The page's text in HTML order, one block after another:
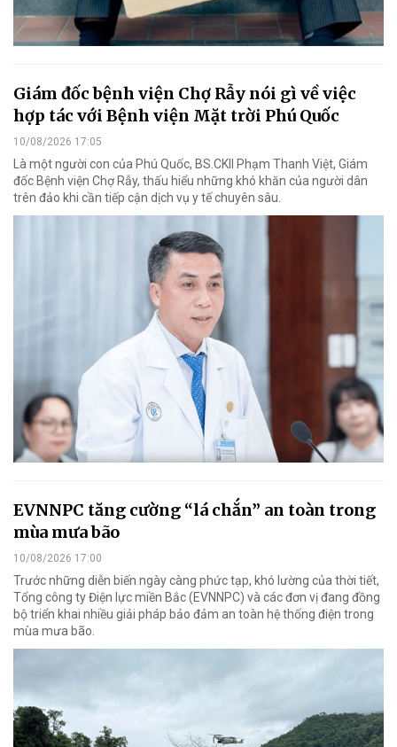
Giám đốc bệnh viện Chợ Rẫy nói gì về việc
hợp tác với Bệnh viện Mặt trời Phú Quốc
10/08/2026 17:05
Là một người con của Phú Quốc, BS.CKII Phạm Thanh Việt, Giám
đốc Bệnh viện Chợ Rẫy, thấu hiểu những khó khăn của người dân
trên đảo khi cần tiếp cận dịch vụ y tế chuyên sâu.
EVNNPC tăng cường “lá chắn” an toàn trong
mùa mưa bão
10/08/2026 17:00
Trước những diễn biến ngày càng phức tạp, khó lường của thời tiết,
Tổng công ty Điện lực miền Bắc (EVNNPC) và các đơn vị đang đồng
bộ triển khai nhiều giải pháp bảo đảm an toàn hệ thống điện trong
mùa mưa bão.